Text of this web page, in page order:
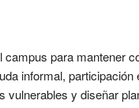
campus para mantener
informal,
vulnerables y diseñar